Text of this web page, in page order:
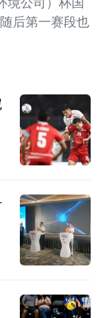
后第一赛段也